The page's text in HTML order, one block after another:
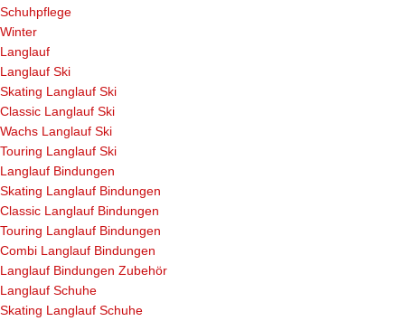
Schuhpflege
Winter
Langlauf
Langlauf Ski
Skating Langlauf Ski
Classic Langlauf Ski
Wachs Langlauf Ski
Touring Langlauf Ski
Langlauf Bindungen
Skating Langlauf Bindungen
Classic Langlauf Bindungen
Touring Langlauf Bindungen
Combi Langlauf Bindungen
Langlauf Bindungen Zubehör
Langlauf Schuhe
Skating Langlauf Schuhe